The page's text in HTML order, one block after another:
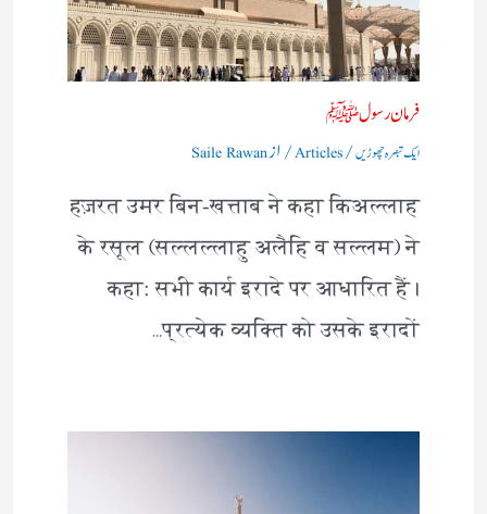
فرمان رسولﷺ
ایک تبصرہ چھوڑیں/
Articles/ ازSaile Rawan
हज़रत उमर बिन-खत्ताब ने कहा किअल्लाह
के रसूल (सल्लल्लाहु अलैहि व सल्लम) ने
कहा: सभी कार्य इरादे पर आधारित हैं।
प्रत्येक व्यक्ति को उसके इरादों…